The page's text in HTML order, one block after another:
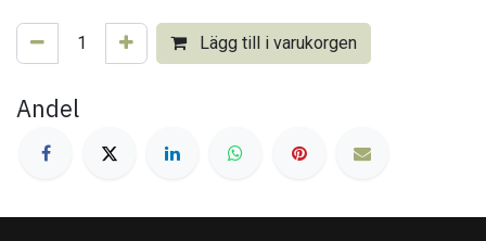
Lägg till i varukorgen
Andel